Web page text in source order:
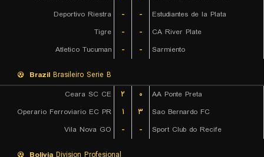
Deportivo Riestra
- -
Estudiantes de la Plata
Tigre
- -
CA River Plate
Atletico Tucuman
- - Sarmiento
Brazil Brasileiro Serie B
Ceara SC CE
۲ ۰
AA Ponte Preta
Operario Ferroviario EC PR
۱ ۳
Sao Bernardo FC
Vila Nova GO
- - Sport Club do Recife